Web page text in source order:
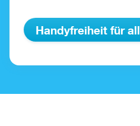
Handyfreiheit für